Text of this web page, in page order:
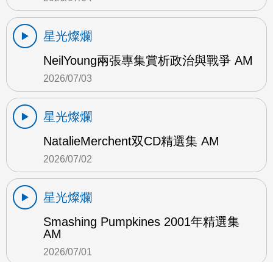
星光燦爛
NeilYoung兩張專集賞析政治與戰爭 AM
2026/07/03
星光燦爛
NatalieMerchent双CD精選集 AM
2026/07/02
星光燦爛
Smashing Pumpkines 2001年精選集
AM
2026/07/01